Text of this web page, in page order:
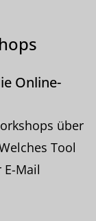
Online-
über
Tool
Mail